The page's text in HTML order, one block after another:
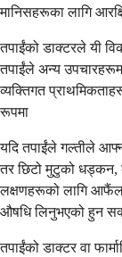
मानिसहरूका लागि
तपाईंको डाक्टरले यी
तपाईंले अन्य
व्यक्तिगत
रूपमा
यदि तपाईंले गल्तीले
तर छिटो मुटुको
लक्षणहरूको लागि
औषधि लिनुभएको हुन
तपाईंको डाक्टर वा